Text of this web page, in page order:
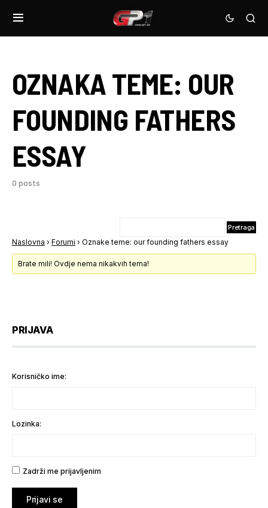
OZNAKA TEME: OUR
FOUNDING FATHERS
ESSAY
0 posts
Naslovna › Forumi › Oznake teme: our founding fathers essay
Brate mili! Ovdje nema nikakvih tema!
PRIJAVA
Korisničko ime:
Lozinka:
Zadrži me prijavljenim
Prijavi se